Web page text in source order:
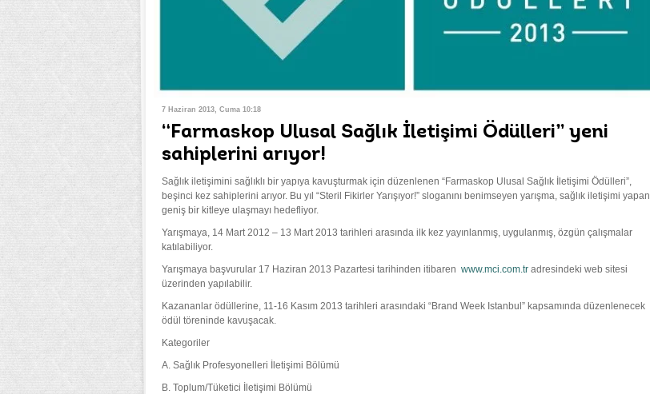
7 Haziran 2013, Cuma 10:18
“Farmaskop Ulusal Sağlık İletişimi Ödülleri” yeni
sahiplerini arıyor!
Sağlık iletişimini sağlıklı bir yapıya kavuşturmak için düzenlenen “Farmaskop Ulusal Sağlık İletişimi Ödülleri”,
beşinci kez sahiplerini arıyor. Bu yıl “Steril Fikirler Yarışıyor!” sloganını benimseyen yarışma, sağlık iletişimi yapan
geniş bir kitleye ulaşmayı hedefliyor.
Yarışmaya, 14 Mart 2012 – 13 Mart 2013 tarihleri arasında ilk kez yayınlanmış, uygulanmış, özgün çalışmalar
katılabiliyor.
Yarışmaya başvurular 17 Haziran 2013 Pazartesi tarihinden itibaren www.mci.com.tr adresindeki web sitesi
üzerinden yapılabilir.
Kazananlar ödüllerine, 11-16 Kasım 2013 tarihleri arasındaki “Brand Week Istanbul” kapsamında düzenlenecek
ödül töreninde kavuşacak.
Kategoriler
A. Sağlık Profesyonelleri İletişimi Bölümü
B. Toplum/Tüketici İletişimi Bölümü